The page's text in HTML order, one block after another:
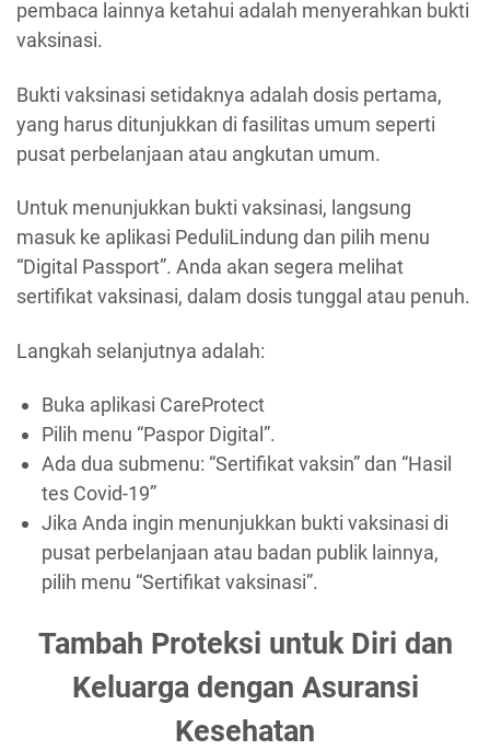
pembaca lainnya ketahui adalah menyerahkan bukti
vaksinasi.
Bukti vaksinasi setidaknya adalah dosis pertama,
yang harus ditunjukkan di fasilitas umum seperti
pusat perbelanjaan atau angkutan umum.
Untuk menunjukkan bukti vaksinasi, langsung
masuk ke aplikasi PeduliLindung dan pilih menu
“Digital Passport”. Anda akan segera melihat
sertifikat vaksinasi, dalam dosis tunggal atau penuh.
Langkah selanjutnya adalah:
Buka aplikasi CareProtect
Pilih menu “Paspor Digital”.
Ada dua submenu: “Sertifikat vaksin” dan “Hasil
tes Covid-19”
Jika Anda ingin menunjukkan bukti vaksinasi di
pusat perbelanjaan atau badan publik lainnya,
pilih menu “Sertifikat vaksinasi”.
Tambah Proteksi untuk Diri dan
Keluarga dengan Asuransi
Kesehatan